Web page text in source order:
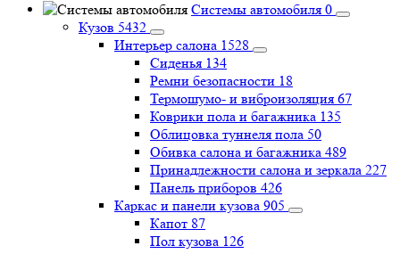
Системы автомобиля 0
Кузов 5432
Интерьер салона 1528
Сиденья 134
Ремни безопасности 18
Термошумо- и виброизоляция 67
Коврики пола и багажника 135
Облицовка туннеля пола 50
Обивка салона и багажника 489
Принадлежности салона и зеркала 227
Панель приборов 426
Каркас и панели кузова 905
Капот 87
Пол кузова 126